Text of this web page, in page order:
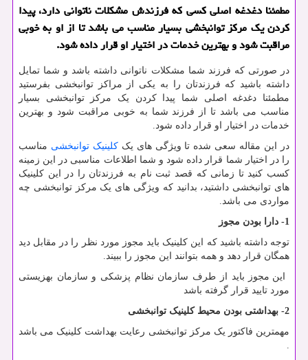
مطمئنا دغدغه اصلی كسی كه فرزندش مشكلات ناتوانی دارد، پیدا
كردن یك مركز توانبخشی بسیار مناسب می باشد تا از او به خوبی
مراقبت شود و بهترین خدمات در اختیار او قرار داده شود.
در صورتی که فرزند شما مشکلات ناتوانی داشته باشد و شما تمایل
داشته باشید که فرزندتان را به یکی از مراکز توانبخشی بفرستید
مطمئنا دغدغه اصلی شما پیدا کردن یک مرکز توانبخشی بسیار
مناسب می باشد تا از فرزند شما به خوبی مراقبت شود و بهترین
خدمات در اختیار او قرار داده شود.
در این مقاله سعی شده تا ویژگی های یککلینیک توانبخشی مناسب
را در اختیار شما قرار داده شود و شما اطلاعات مناسبی در این زمینه
کسب کنید تا زمانی که قصد ثبت نام به فرزندتان را در این کلینیک
های توانبخشی داشتید، بدانید که ویژگی های یک مرکز توانبخشی چه
مواردی می باشد.
1- دارا بودن مجوز
توجه داشته باشید که این کلینیک باید مجوز مورد نظر را در مقابل دید
همگان قرار دهد و همه بتوانند این مجوز را ببیند.
این مجوز باید از طرف سازمان نظام پزشکی و سازمان بهزیستی
مورد تایید قرار گرفته باشد
2- بهداشتی بودن محیط کلینیک توانبخشی
مهمترین فاکتور یک مرکز توانبخشی رعایت بهداشت کلینیک می باشد
.